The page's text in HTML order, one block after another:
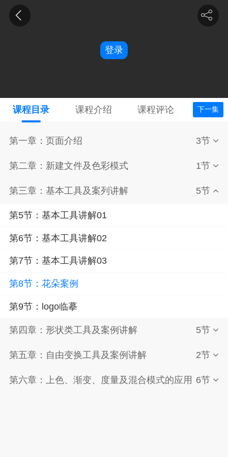
登录
下一集
课程目录 课程介绍 课程评论
第一章：页面介绍 3节
第二章：新建文件及色彩模式 1节
第三章：基本工具及案列讲解 5节
第5节：基本工具讲解01
第6节：基本工具讲解02
第7节：基本工具讲解03
第8节：花朵案例
第9节：logo临摹
第四章：形状类工具及案例讲解 5节
第五章：自由变换工具及案例讲解 2节
第六章：上色、渐变、度量及混合模式的应用 6节